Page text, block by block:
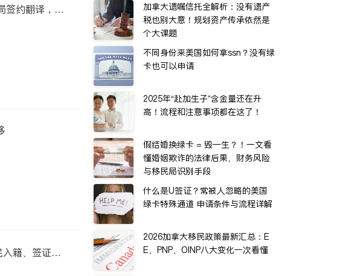
签约翻译，移
籍、签证申
加拿大遗嘱信托全解析：没有遗产
税也别大意！规划资产传承依然是
个大课题
不同身份来美国如何拿ssn？没有绿
卡也可以申请
2025年“赴加生子”含金量还在升
高！流程和注意事项都在这了！
假结婚换绿卡 = 毁一生？！一文看
懂婚姻欺诈的法律后果、财务风险
与移民局识别手段
什么是U签证？常被人忽略的美国
绿卡特殊通道 申请条件与流程详解
2026加拿大移民政策最新汇总：E
E、PNP、OINP八大变化一次看懂